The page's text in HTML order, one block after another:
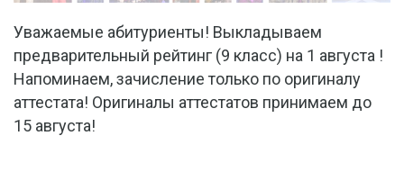
ПО
ОРИГИНАЛУ
АТТЕСТАТА!
ОРИГИНАЛЫ
АТТЕСТАТОВ
Уважаемые абитуриенты! Выкладываем
предварительный рейтинг (9 класс) на 1 августа !
Напоминаем, зачисление только по оригиналу
аттестата! Оригиналы аттестатов принимаем до
15 августа!